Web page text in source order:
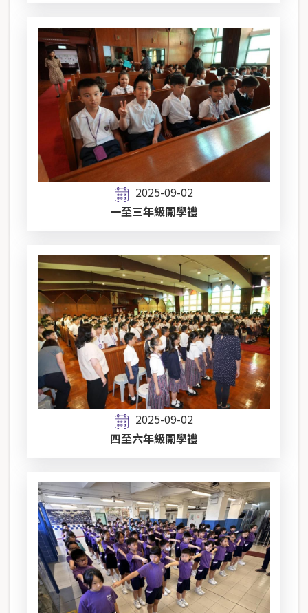
2025-09-02
一至三年級開學禮
2025-09-02
四至六年級開學禮